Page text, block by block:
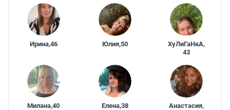
Ирина,46 Юлия,50 ХуЛиГаНкА,
43
Милана,40 Елена,38 Анастасия,